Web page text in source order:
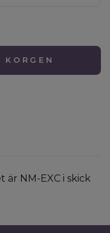
NM-EXC i skick